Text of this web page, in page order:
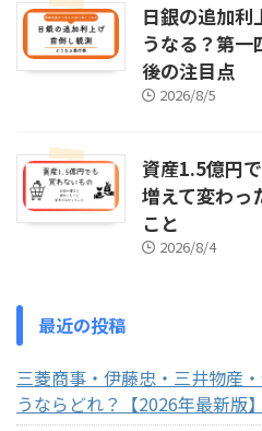
日銀の追加利
うなる？第一
後の注目点
2026/8/5
資産1.5億円
増えて変わっ
こと
2026/8/4
最近の投稿
三菱商事・伊藤忠・三井物産
うならどれ？【2026年最新版】